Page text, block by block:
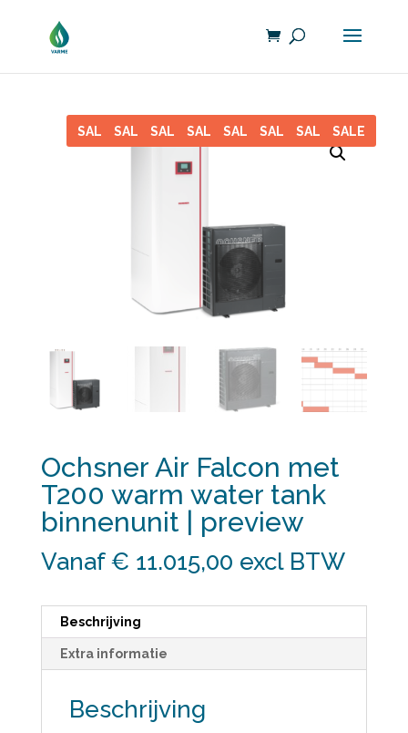
SALE SALE SALE SALE SALE SALE SALE SALE
Ochsner Air Falcon met
T200 warm water tank
binnenunit | preview
Vanaf € 11.015,00 excl BTW
Beschrijving
Extra informatie
Beschrijving